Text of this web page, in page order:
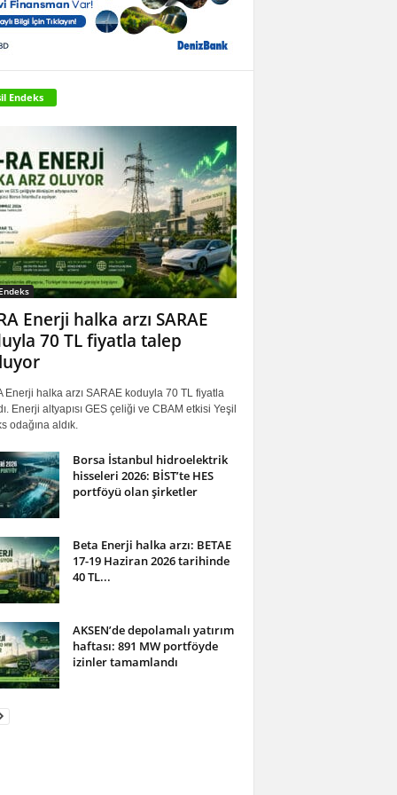
Endeks
Enerji halka arzı SARAE
70 TL fiyatla talep
Enerji halka arzı SARAE koduyla 70 TL fiyatla
Enerji altyapısı GES çeliği ve CBAM etkisi Yeşil
odağına aldık.
Borsa İstanbul hidroelektrik
hisseleri 2026: BİST’te HES
portföyü olan şirketler
Beta Enerji halka arzı: BETAE
17-19 Haziran 2026 tarihinde
40 TL...
AKSEN’de depolamalı yatırım
haftası: 891 MW portföyde
izinler tamamlandı